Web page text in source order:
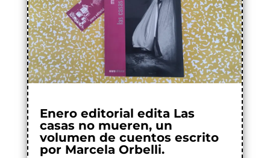
Enero editorial edita Las
casas no mueren, un
volumen de cuentos escrito
por Marcela Orbelli.